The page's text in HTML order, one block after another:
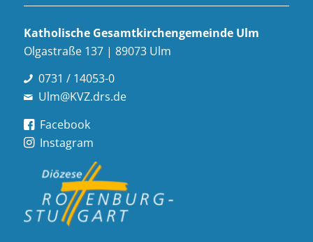
Katholische Gesamt­kirchen­gemeinde Ulm
Olgastraße 137 | 89073 Ulm
0731 / 14053-0
Ulm@KVZ.drs.de
Facebook
Instagram